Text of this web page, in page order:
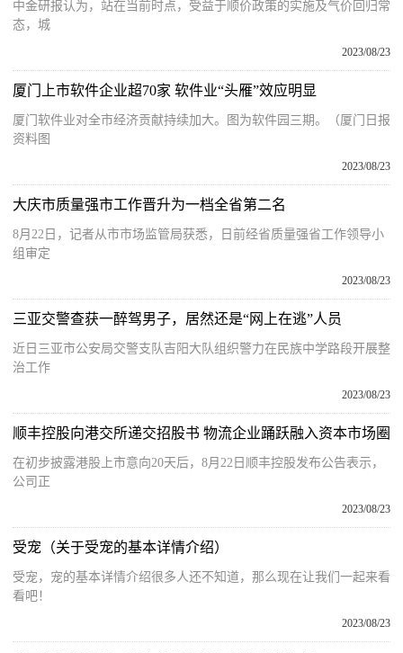
中金研报认为，站在当前时点，受益于顺价政策的实施及气价回归常
态，城
2023/08/23
厦门上市软件企业超70家 软件业“头雁”效应明显
厦门软件业对全市经济贡献持续加大。图为软件园三期。（厦门日报
资料图
2023/08/23
大庆市质量强市工作晋升为一档全省第二名
8月22日，记者从市市场监管局获悉，日前经省质量强省工作领导小
组审定
2023/08/23
三亚交警查获一醉驾男子，居然还是“网上在逃”人员
近日三亚市公安局交警支队吉阳大队组织警力在民族中学路段开展整
治工作
2023/08/23
顺丰控股向港交所递交招股书 物流企业踊跃融入资本市场圈
在初步披露港股上市意向20天后，8月22日顺丰控股发布公告表示，
公司正
2023/08/23
受宠（关于受宠的基本详情介绍）
受宠，宠的基本详情介绍很多人还不知道，那么现在让我们一起来看
看吧！
2023/08/23